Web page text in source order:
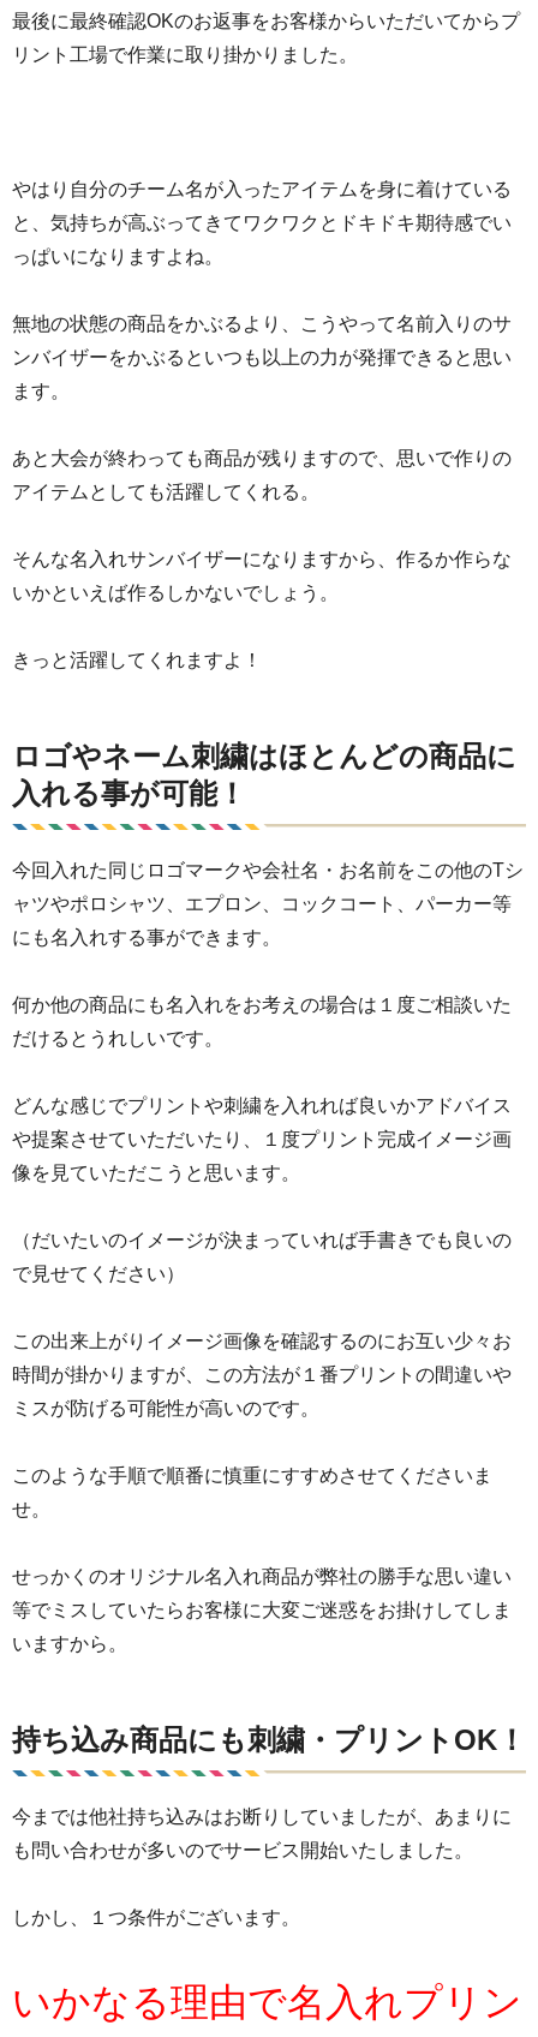
最後に最終確認OKのお返事をお客様からいただいてからプ
リント工場で作業に取り掛かりました。
やはり自分のチーム名が入ったアイテムを身に着けている
と、気持ちが高ぶってきてワクワクとドキドキ期待感でい
っぱいになりますよね。
無地の状態の商品をかぶるより、こうやって名前入りのサ
ンバイザーをかぶるといつも以上の力が発揮できると思い
ます。
あと大会が終わっても商品が残りますので、思いで作りの
アイテムとしても活躍してくれる。
そんな名入れサンバイザーになりますから、作るか作らな
いかといえば作るしかないでしょう。
きっと活躍してくれますよ！
ロゴやネーム刺繍はほとんどの商品に
入れる事が可能！
今回入れた同じロゴマークや会社名・お名前をこの他のTシ
ャツやポロシャツ、エプロン、コックコート、パーカー等
にも名入れする事ができます。
何か他の商品にも名入れをお考えの場合は１度ご相談いた
だけるとうれしいです。
どんな感じでプリントや刺繍を入れれば良いかアドバイス
や提案させていただいたり、１度プリント完成イメージ画
像を見ていただこうと思います。
（だいたいのイメージが決まっていれば手書きでも良いの
で見せてください）
この出来上がりイメージ画像を確認するのにお互い少々お
時間が掛かりますが、この方法が１番プリントの間違いや
ミスが防げる可能性が高いのです。
このような手順で順番に慎重にすすめさせてくださいま
せ。
せっかくのオリジナル名入れ商品が弊社の勝手な思い違い
等でミスしていたらお客様に大変ご迷惑をお掛けしてしま
いますから。
持ち込み商品にも刺繍・プリントOK！
今までは他社持ち込みはお断りしていましたが、あまりに
も問い合わせが多いのでサービス開始いたしました。
しかし、１つ条件がございます。
いかなる理由で名入れプリン